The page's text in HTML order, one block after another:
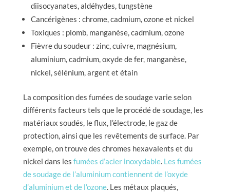
diisocyanates, aldéhydes, tungstène
Cancérigènes : chrome, cadmium, ozone et nickel
Toxiques : plomb, manganèse, cadmium, ozone
Fièvre du soudeur : zinc, cuivre, magnésium,
aluminium, cadmium, oxyde de fer, manganèse,
nickel, sélénium, argent et étain
La composition des fumées de soudage varie selon
différents facteurs tels que le procédé de soudage, les
matériaux soudés, le flux, l’électrode, le gaz de
protection, ainsi que les revêtements de surface. Par
exemple, on trouve des chromes hexavalents et du
nickel dans les fumées d’acier inoxydable. Les fumées
de soudage de l’aluminium contiennent de l’oxyde
d’aluminium et de l’ozone. Les métaux plaqués,